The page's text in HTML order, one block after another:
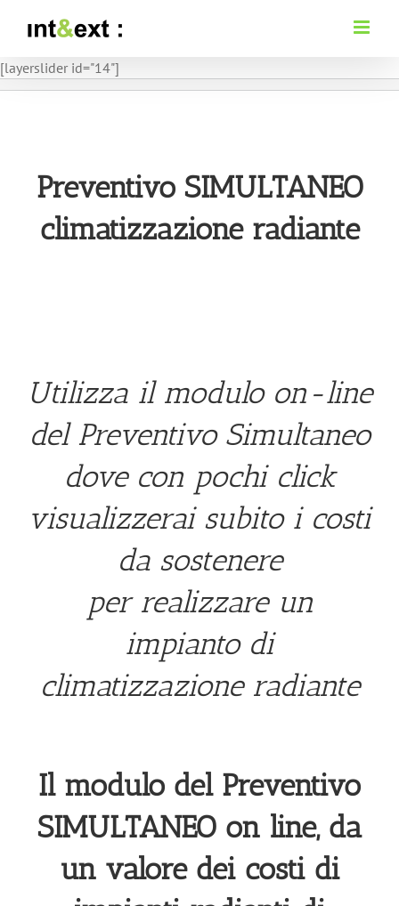
[layerslider id="14"]
Preventivo SIMULTANEO
climatizzazione radiante
Utilizza il modulo on-line
del Preventivo Simultaneo
dove con pochi click
visualizzerai subito i costi
da sostenere
per realizzare un
impianto di
climatizzazione radiante
Il modulo del Preventivo
SIMULTANEO on line, da
un valore dei costi di